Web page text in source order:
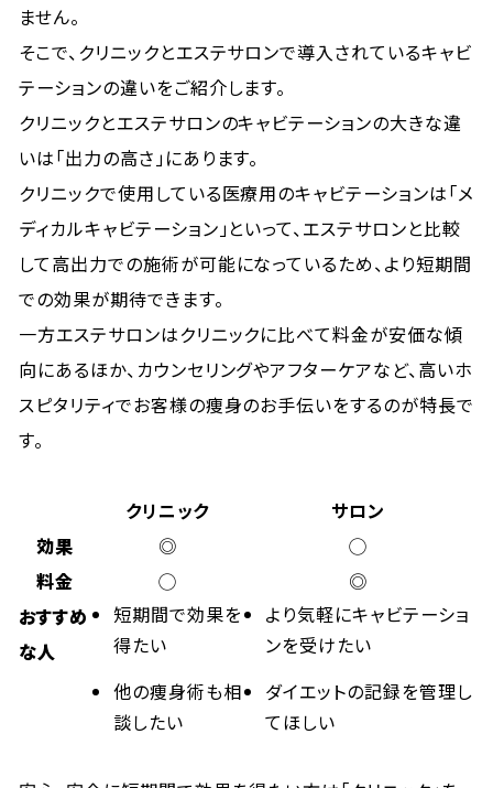
ません。
そこで、クリニックとエステサロンで導入されているキャビ
テーションの違いをご紹介します。
クリニックとエステサロンのキャビテーションの大きな違
いは「出力の高さ」にあります。
クリニックで使用している医療用のキャビテーションは「メ
ディカルキャビテーション」といって、エステサロンと比較
して高出力での施術が可能になっているため、より短期間
での効果が期待できます。
一方エステサロンはクリニックに比べて料金が安価な傾
向にあるほか、カウンセリングやアフターケアなど、高いホ
スピタリティでお客様の痩身のお手伝いをするのが特長で
す。
クリニック
サロン
効果
◎
◯
料金
◯
◎
おすすめ
な人
短期間で効果を
得たい
他の痩身術も相
談したい
より気軽にキャビテーショ
ンを受けたい
ダイエットの記録を管理し
てほしい